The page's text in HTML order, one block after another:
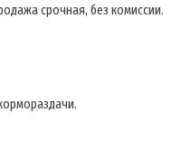
срочная, без комиссии.